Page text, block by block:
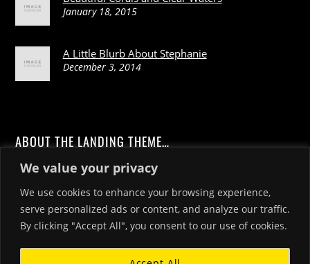
We value your privacy
We use cookies to enhance your browsing experience,
serve personalized ads or content, and analyze our traffic.
By clicking "Accept All", you consent to our use of cookies.
January 18, 2015
A Little Blurb About Stephanie
December 3, 2014
ABOUT THE LANDING THEME…
The Landing theme is a one-page design WordPress theme
that's focused on getting your audience to follow-through
with your call-to-action. Built to work seamlessly with our
drag & drop Builder plugin, it gives you the ability to